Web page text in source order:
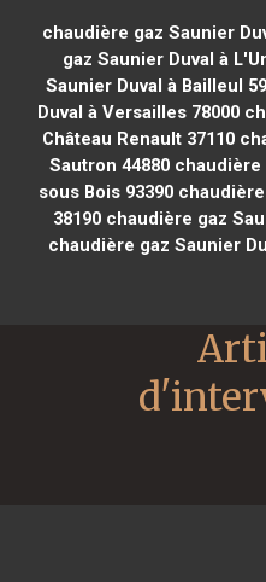
chaudière gaz Saunier
gaz Saunier Duval à
Saunier Duval à Bailleul
Duval à Versailles 78000
Château Renault 37110
Sautron 44880 chaudière
sous Bois 93390chaudière
38190 chaudière gaz
chaudière gaz Saunier